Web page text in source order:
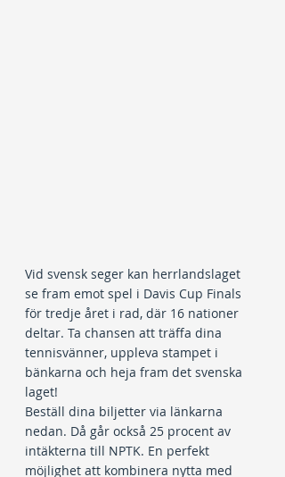
Vid svensk seger kan herrlandslaget
se fram emot spel i Davis Cup Finals
för tredje året i rad, där 16 nationer
deltar. Ta chansen att träffa dina
tennisvänner, uppleva stampet i
bänkarna och heja fram det svenska
laget!
Beställ dina biljetter via länkarna
nedan. Då går också 25 procent av
intäkterna till NPTK. En perfekt
möjlighet att kombinera nytta med